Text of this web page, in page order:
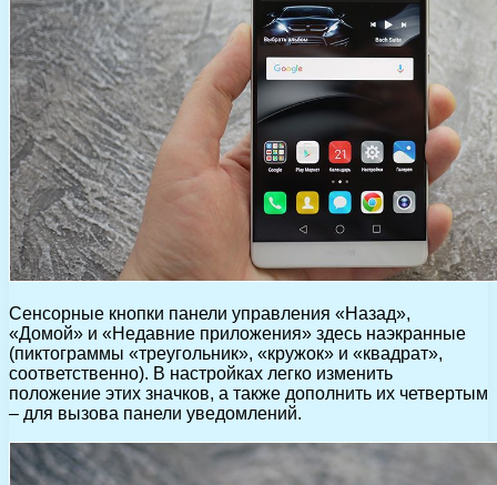
Сенсорные кнопки панели управления «Назад»,
«Домой» и «Недавние приложения» здесь наэкранные
(пиктограммы «треугольник», «кружок» и «квадрат»,
соответственно). В настройках легко изменить
положение этих значков, а также дополнить их четвертым
– для вызова панели уведомлений.